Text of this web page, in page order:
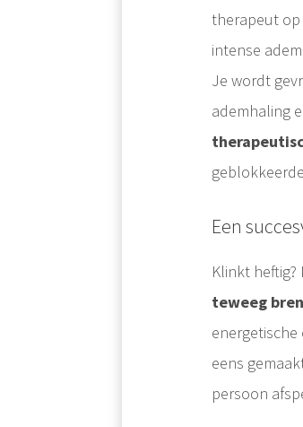
therapeut op
intense
Je wordt
ademhaling
Een
Klinkt
teweeg
eens
persoon